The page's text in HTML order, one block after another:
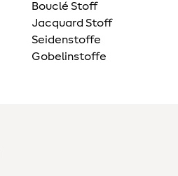
Bouclé Stoff
Jacquard Stoff
Seidenstoffe
Gobelinstoffe